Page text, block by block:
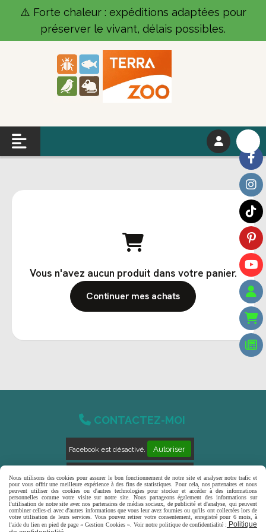
⚠️ Forte chaleur : expéditions adaptées pour
préserver le vivant, délais possibles.
Vous n'avez aucun produit dans votre panier.
Continuer mes achats
 CONTACTEZ-MOI
Facebook est désactivé. Autoriser
Pinterest est désactivé. Autoriser
Mentions Légales
Conditions générales de
vente
Politique de confidentialité Gestion
Nous utilisons des cookies pour assurer le bon fonctionnement de notre site et analyser notre trafic et
pour vous offrir une meilleure expérience à des fins de statistiques. Pour cela, nos partenaires et nous
peuvent utiliser des cookies ou d'autres technologies pour stocker et accéder à des informations
personnelles comme votre visite sur notre site. Nous partageons également des informations sur
l'utilisation de notre site avec nos partenaires de médias sociaux, de publicité et d'analyse, qui peuvent
combiner celles-ci avec d'autres informations que vous leur avez fournies ou qu'ils ont collectées lors de
votre utilisation de leurs services. Vous pouvez retirer votre consentement, enregistré pour 6 mois, à
l'aide du lien en pied de page « Gestion Cookies ». Voir notre politique de confidentialité : Politique